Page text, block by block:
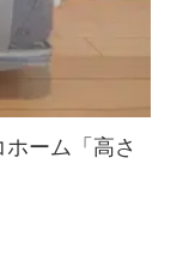
ーム「高さ